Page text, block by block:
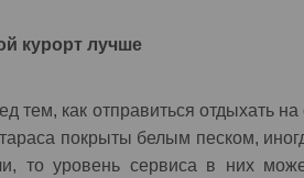
курорт лучше
тем, как отправиться отдыхать
покрыты белым песком,
то уровень сервиса в них